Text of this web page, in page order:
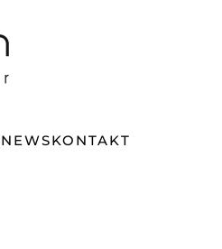
NEWSKONTAKT